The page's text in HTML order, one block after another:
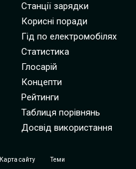
Станції зарядки
Корисні поради
Гід по електромобілях
Статистика
Глосарій
Концепти
Рейтинги
Таблиця порівнянь
Досвід використання
Карта сайту
Теми